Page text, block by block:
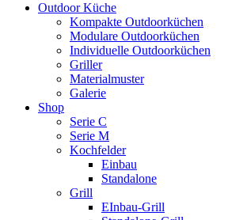
Outdoor Küche
Kompakte Outdoorküchen
Modulare Outdoorküchen
Individuelle Outdoorküchen
Griller
Materialmuster
Galerie
Shop
Serie C
Serie M
Kochfelder
Einbau
Standalone
Grill
EInbau-Grill